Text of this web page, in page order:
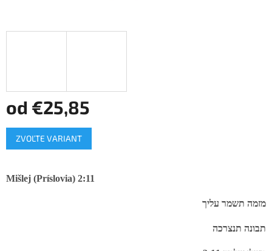
od €25,85
Jednotková
cena:
ZVOĽTE VARIANT
Mišlej (Príslovia) 2:11
מזמה תשמר עליך
תבונה תנצרכה